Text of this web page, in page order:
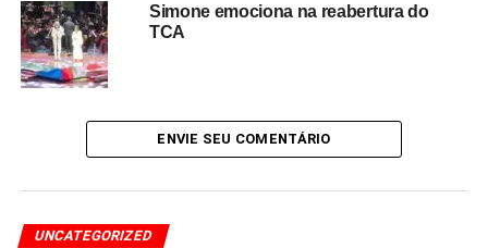
música, emoção e momentos inesquecíveis.
Mais uma vez, a cantora baiana mostrou por que é uma
das principais referências da música brasileira,
surpresas durante o São João de Petrolina.
Simone emociona na reabertura do
TCA
ENVIE SEU COMENTÁRIO
UNCATEGORIZED